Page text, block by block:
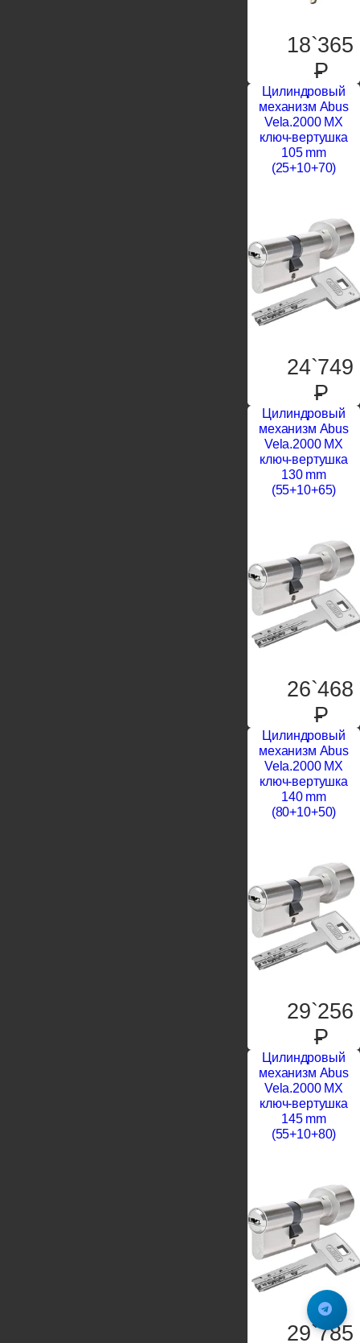
18`365
P
Цилиндровый
механизм Abus
Vela.2000 MX
ключ-вертушка
105 mm
(25+10+70)
24`749
P
Цилиндровый
механизм Abus
Vela.2000 MX
ключ-вертушка
130 mm
(55+10+65)
26`468
P
Цилиндровый
механизм Abus
Vela.2000 MX
ключ-вертушка
140 mm
(80+10+50)
29`256
P
Цилиндровый
механизм Abus
Vela.2000 MX
ключ-вертушка
145 mm
(55+10+80)
29`785